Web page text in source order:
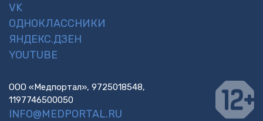
VK
ОДНОКЛАССНИКИ
ЯНДЕКС.ДЗЕН
YOUTUBE
ООО «Медпортал», 9725018548,
1197746500050
INFO@MEDPORTAL.RU